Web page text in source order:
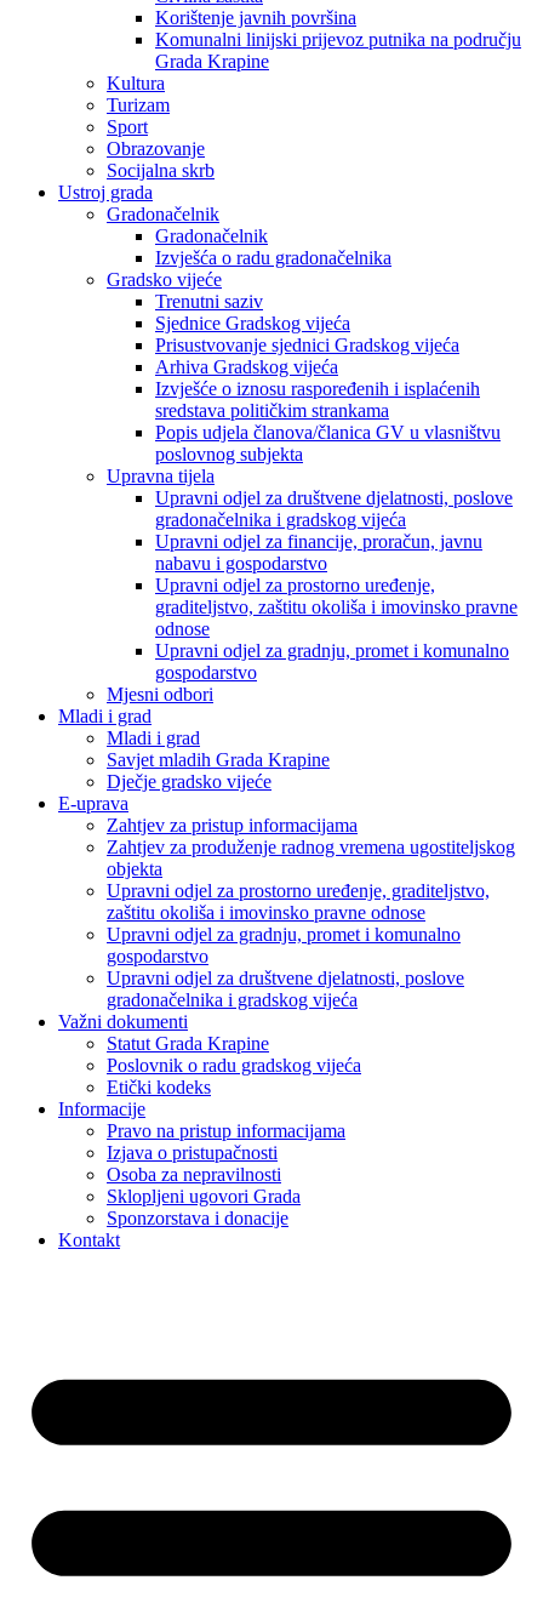
Korištenje javnih površina
Komunalni linijski prijevoz putnika na području
Grada Krapine
Kultura
Turizam
Sport
Obrazovanje
Socijalna skrb
Ustroj grada
Gradonačelnik
Gradonačelnik
Izvješća o radu gradonačelnika
Gradsko vijeće
Trenutni saziv
Sjednice Gradskog vijeća
Prisustvovanje sjednici Gradskog vijeća
Arhiva Gradskog vijeća
Izvješće o iznosu raspoređenih i isplaćenih
sredstava političkim strankama
Popis udjela članova/članica GV u vlasništvu
poslovnog subjekta
Upravna tijela
Upravni odjel za društvene djelatnosti, poslove
gradonačelnika i gradskog vijeća
Upravni odjel za financije, proračun, javnu
nabavu i gospodarstvo
Upravni odjel za prostorno uređenje,
graditeljstvo, zaštitu okoliša i imovinsko pravne
odnose
Upravni odjel za gradnju, promet i komunalno
gospodarstvo
Mjesni odbori
Mladi i grad
Mladi i grad
Savjet mladih Grada Krapine
Dječje gradsko vijeće
E-uprava
Zahtjev za pristup informacijama
Zahtjev za produženje radnog vremena ugostiteljskog
objekta
Upravni odjel za prostorno uređenje, graditeljstvo,
zaštitu okoliša i imovinsko pravne odnose
Upravni odjel za gradnju, promet i komunalno
gospodarstvo
Upravni odjel za društvene djelatnosti, poslove
gradonačelnika i gradskog vijeća
Važni dokumenti
Statut Grada Krapine
Poslovnik o radu gradskog vijeća
Etički kodeks
Informacije
Pravo na pristup informacijama
Izjava o pristupačnosti
Osoba za nepravilnosti
Sklopljeni ugovori Grada
Sponzorstava i donacije
Kontakt